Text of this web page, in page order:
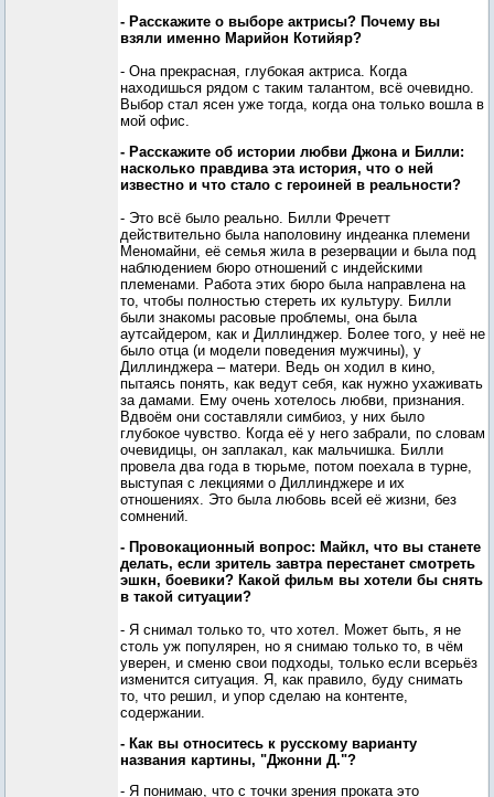
- Расскажите о выборе актрисы? Почему вы
взяли именно Марийон Котийяр?
- Она прекрасная, глубокая актриса. Когда
находишься рядом с таким талантом, всё очевидно.
Выбор стал ясен уже тогда, когда она только вошла в
мой офис.
- Расскажите об истории любви Джона и Билли:
насколько правдива эта история, что о ней
известно и что стало с героиней в реальности?
- Это всё было реально. Билли Фречетт
действительно была наполовину индеанка племени
Меномайни, её семья жила в резервации и была под
наблюдением бюро отношений с индейскими
племенами. Работа этих бюро была направлена на
то, чтобы полностью стереть их культуру. Билли
были знакомы расовые проблемы, она была
аутсайдером, как и Диллинджер. Более того, у неё не
было отца (и модели поведения мужчины), у
Диллинджера – матери. Ведь он ходил в кино,
пытаясь понять, как ведут себя, как нужно ухаживать
за дамами. Ему очень хотелось любви, признания.
Вдвоём они составляли симбиоз, у них было
глубокое чувство. Когда её у него забрали, по словам
очевидицы, он заплакал, как мальчишка. Билли
провела два года в тюрьме, потом поехала в турне,
выступая с лекциями о Диллинджере и их
отношениях. Это была любовь всей её жизни, без
сомнений.
- Провокационный вопрос: Майкл, что вы станете
делать, если зритель завтра перестанет смотреть
эшкн, боевики? Какой фильм вы хотели бы снять
в такой ситуации?
- Я снимал только то, что хотел. Может быть, я не
столь уж популярен, но я снимаю только то, в чём
уверен, и сменю свои подходы, только если всерьёз
изменится ситуация. Я, как правило, буду снимать
то, что решил, и упор сделаю на контенте,
содержании.
- Как вы относитесь к русскому варианту
названия картины, "Джонни Д."?
- Я понимаю, что с точки зрения проката это